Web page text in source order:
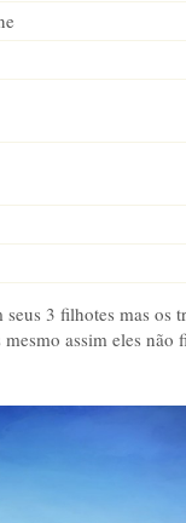
3 filhotes mas os
assim eles não